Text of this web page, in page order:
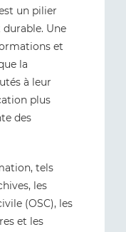
un pilier
Une
et
la
à leur
plus
des
tels
les
(OSC), les
et les